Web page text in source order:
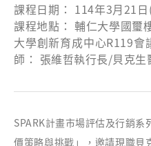
課程日期： 114年3月21
課程地點： 輔仁大學國璽
大學創新育成中心R119
師： 張維哲執行長/貝克生
SPARK計畫市場評估及行銷
價策略與挑戰」，邀請現職